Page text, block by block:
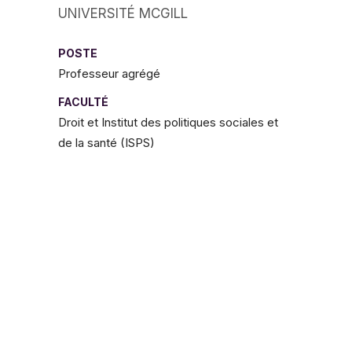
UNIVERSITÉ MCGILL
POSTE
Professeur agrégé
FACULTÉ
Droit et Institut des politiques sociales et
de la santé (ISPS)